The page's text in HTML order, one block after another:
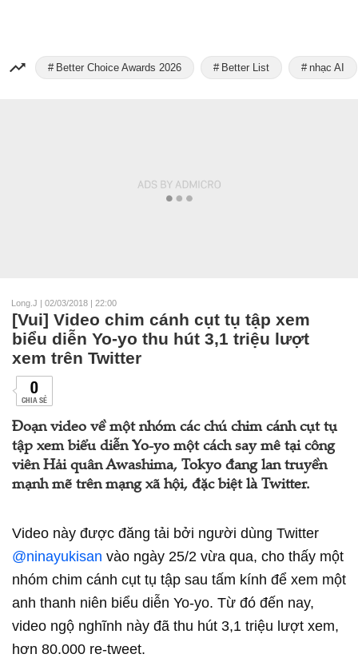
Better Choice Awards 2026 Better List nhạc AI
Long.J | 02/03/2018 | 22:00
[Vui] Video chim cánh cụt tụ tập xem
biểu diễn Yo-yo thu hút 3,1 triệu lượt
xem trên Twitter
0
CHIA SẺ
Đoạn video về một nhóm các chú chim cánh cụt tụ
tập xem biểu diễn Yo-yo một cách say mê tại công
viên Hải quân Awashima, Tokyo đang lan truyền
mạnh mẽ trên mạng xã hội, đặc biệt là Twitter.
Video này được đăng tải bởi người dùng Twitter
@ninayukisan vào ngày 25/2 vừa qua, cho thấy một
nhóm chim cánh cụt tụ tập sau tấm kính để xem một
anh thanh niên biểu diễn Yo-yo. Từ đó đến nay,
video ngộ nghĩnh này đã thu hút 3,1 triệu lượt xem,
hơn 80.000 re-tweet.